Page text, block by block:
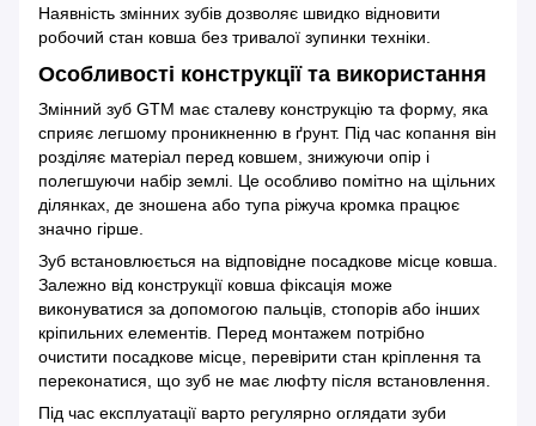
Наявність змінних зубів дозволяє швидко відновити
робочий стан ковша без тривалої зупинки техніки.
Особливості конструкції та використання
Змінний зуб GTM має сталеву конструкцію та форму, яка
сприяє легшому проникненню в ґрунт. Під час копання він
розділяє матеріал перед ковшем, знижуючи опір і
полегшуючи набір землі. Це особливо помітно на щільних
ділянках, де зношена або тупа ріжуча кромка працює
значно гірше.
Зуб встановлюється на відповідне посадкове місце ковша.
Залежно від конструкції ковша фіксація може
виконуватися за допомогою пальців, стопорів або інших
кріпильних елементів. Перед монтажем потрібно
очистити посадкове місце, перевірити стан кріплення та
переконатися, що зуб не має люфту після встановлення.
Під час експлуатації варто регулярно оглядати зуби